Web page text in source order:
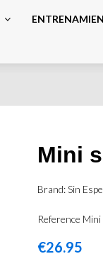
Mini
Brand:Sin
Reference
€26.95